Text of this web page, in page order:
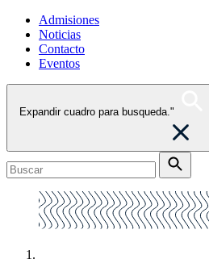
Admisiones
Noticias
Contacto
Eventos
Expandir cuadro para busqueda."